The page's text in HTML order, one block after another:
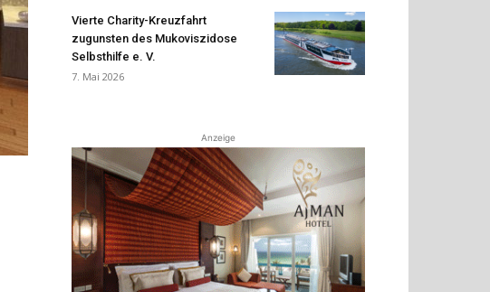
Vierte Charity-Kreuzfahrt
zugunsten des Mukoviszidose
Selbsthilfe e. V.
7. Mai 2026
Anzeige